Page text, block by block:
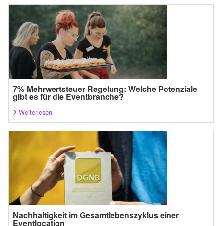
7%-Mehrwertsteuer-Regelung: Welche Potenziale
gibt es für die Eventbranche?
Weiterlesen
Nachhaltigkeit im Gesamtlebenszyklus einer
Eventlocation